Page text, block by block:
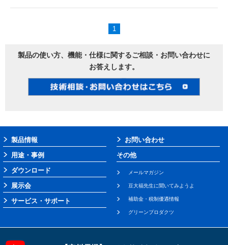
1
製品の使い方、機能・仕様に関するご相談・お問い合わせに
お答えします。
製品情報
用途・事例
ダウンロード
展示会
サービス・サポート
お問い合わせ
その他
メールマガジン
豆大福先生に聞いてみようよ
補助金・税制優遇情報
グリーンプロダクツ